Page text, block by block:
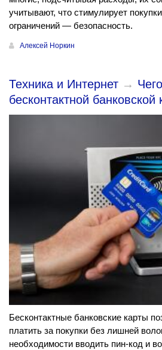
учитывают, что стимулирует
ограничений — безопасность.
Алексей Норкин
Техника и Интернет →
бесконтактной
Бесконтактные банковские карты
платить за покупки без лишней
необходимости вводить пин-код и